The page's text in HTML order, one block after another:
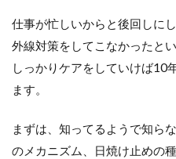
になる
2.3
（２）シ
因になる
「UVB」
仕事が忙しいからと後回しに
外線対策をしてこなかったと
しっかりケアをしていけば10
ます。
まずは、知ってるようで知ら
のメカニズム、日焼け止めの